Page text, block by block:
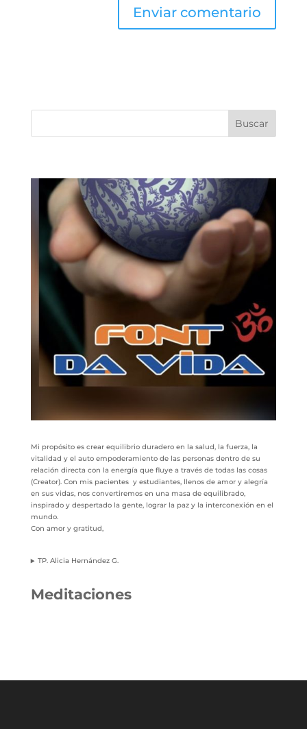
Buscar
Mi propósito es crear equilibrio duradero en la salud, la fuerza, la
vitalidad y el auto empoderamiento de las personas dentro de su
relación directa con la energía que fluye a través de todas las cosas
(Creator). Con mis pacientes y estudiantes, llenos de amor y alegría
en sus vidas, nos convertiremos en una masa de equilibrado,
inspirado y despertado la gente, lograr la paz y la interconexión en el
mundo.
Con amor y gratitud,
TP. Alicia Hernández G.
Meditaciones